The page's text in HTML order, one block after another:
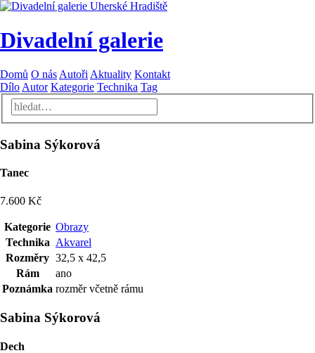
Divadelní galerie
Domů O nás Autoři Aktuality Kontakt
Dílo Autor Kategorie Technika Tag
Sabina Sýkorová
Tanec
7.600 Kč
Kategorie Obrazy
Technika Akvarel
Rozměry 32,5 x 42,5
Rám
ano
Poznámka rozměr včetně rámu
Sabina Sýkorová
Dech